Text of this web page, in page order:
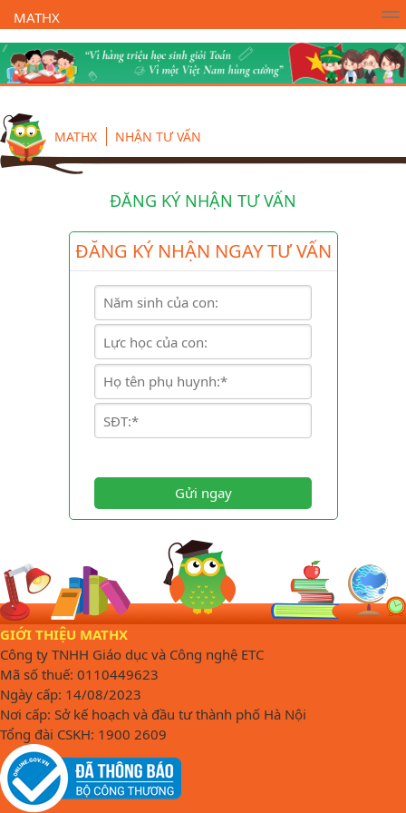
MATHX
Trường Toán Online MATHX Học toán - Lớp 1
MATHX NHẬN TƯ VẤN
ĐĂNG KÝ NHẬN TƯ VẤN
ĐĂNG KÝ NHẬN NGAY TƯ VẤN
Gửi ngay
GIỚI THIỆU MATHX
Công ty TNHH Giáo dục và Công nghệ ETC
Mã số thuế: 0110449623
Ngày cấp: 14/08/2023
Nơi cấp: Sở kế hoạch và đầu tư thành phố Hà Nội
Tổng đài CSKH: 1900 2609